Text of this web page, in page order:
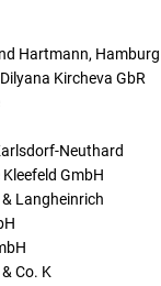
Hartmann, Hamburg
Kircheva GbR
Neuthard
GmbH
Langheinrich
Co. K